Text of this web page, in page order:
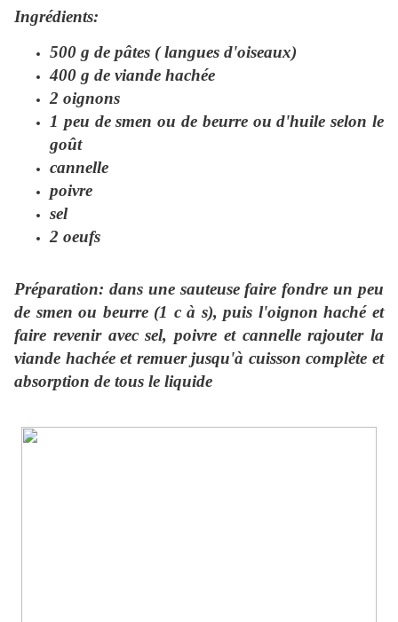
Ingrédients:
500 g de pâtes ( langues d'oiseaux)
400 g de viande hachée
2 oignons
1 peu de smen ou de beurre ou d'huile selon le
goût
cannelle
poivre
sel
2 oeufs
Préparation: dans une sauteuse faire fondre un peu
de smen ou beurre (1 c à s), puis l'oignon haché et
faire revenir avec sel, poivre et cannelle rajouter la
viande hachée et remuer jusqu'à cuisson complète et
absorption de tous le liquide